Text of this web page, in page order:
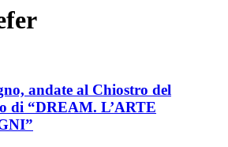
andate al Chiostro del
di “DREAM. L’ARTE